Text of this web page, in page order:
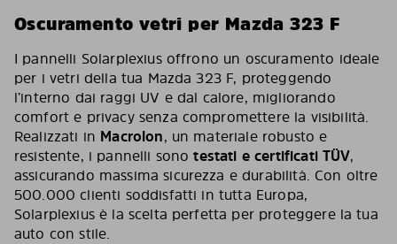
Oscuramento vetri per Mazda 323 F
I pannelli Solarplexius offrono un oscuramento ideale
per i vetri della tua Mazda 323 F, proteggendo
l’interno dai raggi UV e dal calore, migliorando
comfort e privacy senza compromettere la visibilità.
Realizzati in Macrolon, un materiale robusto e
resistente, i pannelli sonotestati e certificati TÜV,
assicurando massima sicurezza e durabilità. Con oltre
500.000 clienti soddisfatti in tutta Europa,
Solarplexius è la scelta perfetta per proteggere la tua
auto con stile.